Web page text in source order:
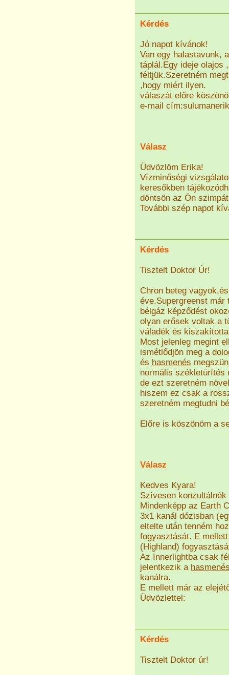
Kérdés
Jó napot kívánok!
Van egy halastavunk,
táplál.Egy ideje olajos
féltjük.Szeretném
,hogy miért ilyen.
válaszát előre
e-mail
Válasz
Üdvözlöm Erika!
Vízminőségi
keresőkben
döntsön az Ön
További szép napot
Kérdés
Tisztelt Doktor Úr!
Chron beteg
éve.Supergreenst
bélgáz képződést
olyan erősek voltak a
váladék és
Most jelenleg megint
ismétlődjön meg a
és hasmenés
normális székletürítés
de ezt szeretném
hiszem ez csak a
szeretném megtudni
Előre is köszönöm a
Válasz
Kedves Kyara!
Szívesen
Mindenképp az Earth
3x1 kanál dózisban
eltelte után tenném
fogyasztását. E
(Highland)
Az Innerlightba csak
jelentkezik a
kanálra.
E mellett már az
Üdvözlettel:
Kérdés
Tisztelt Doktor úr!